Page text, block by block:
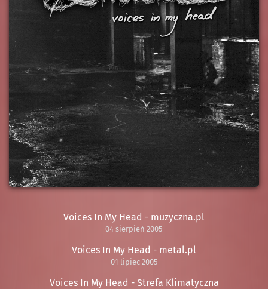
Voices In My Head - muzyczna.pl
04 sierpień 2005
Voices In My Head - metal.pl
01 lipiec 2005
Voices In My Head - Strefa Klimatyczna